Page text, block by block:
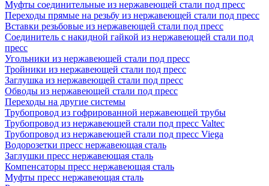
Муфты соединительные из нержавеющей стали под пресс
Переходы прямые на резьбу из нержавеющей стали под пресс
Вставки резьбовые из нержавеющей стали под пресс
Соединитель с накидной гайкой из нержавеющей стали под
пресс
Угольники из нержавеющей стали под пресс
Тройники из нержавеющей стали под пресс
Заглушка из нержавеющей стали под пресс
Обводы из нержавеющей стали под пресс
Переходы на другие системы
Трубопровод из гофрированной нержавеющей трубы
Трубопровод из нержавеющей стали под пресс Valtec
Трубопровод из нержавеющей стали под пресс Viega
Водорозетки пресс нержавеющая сталь
Заглушки пресс нержавеющая сталь
Компенсаторы пресс нержавеющая сталь
Муфты пресс нержавеющая сталь